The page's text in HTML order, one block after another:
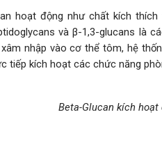
hoạt động như chất kích
và β-1,3-glucans là
nhập vào cơ thể tôm, hệ
tiếp kích hoạt các chức năng
Beta-Glucan kích